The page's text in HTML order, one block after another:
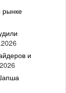
рынке
и